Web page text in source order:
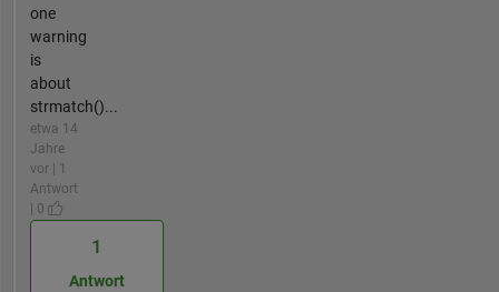
one
warning
is
about
strmatch()...
etwa 14
Jahre
vor | 1
Antwort
| 0
1
Antwort